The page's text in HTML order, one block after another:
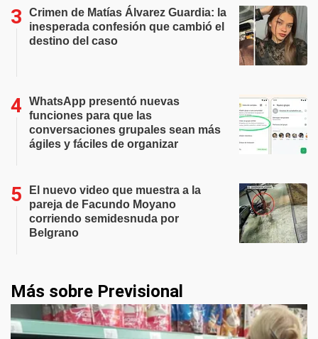
Crimen de Matías Álvarez Guardia: la
inesperada confesión que cambió el
destino del caso
WhatsApp presentó nuevas
funciones para que las
conversaciones grupales sean más
ágiles y fáciles de organizar
El nuevo video que muestra a la
pareja de Facundo Moyano
corriendo semidesnuda por
Belgrano
Más sobre Previsional